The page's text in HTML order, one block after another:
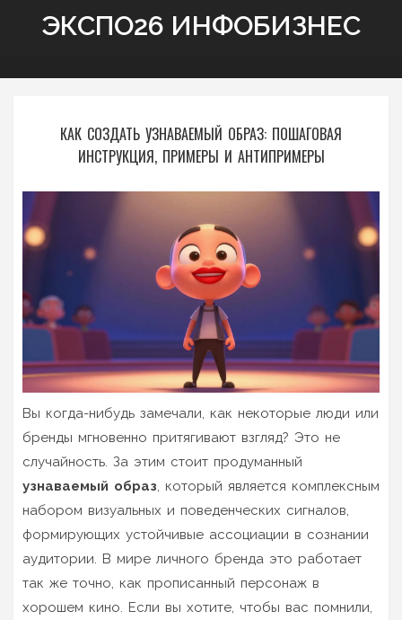
ЭКСПО26 ИНФОБИЗНЕС
КАК СОЗДАТЬ УЗНАВАЕМЫЙ ОБРАЗ: ПОШАГОВАЯ
ИНСТРУКЦИЯ, ПРИМЕРЫ И АНТИПРИМЕРЫ
Вы когда-нибудь замечали, как некоторые люди или
бренды мгновенно притягивают взгляд? Это не
случайность. За этим стоит продуманный
узнаваемый образ, который является комплексным
набором визуальных и поведенческих сигналов,
формирующих устойчивые ассоциации в сознании
аудитории. В мире личного бренда это работает
так же точно, как прописанный персонаж в
хорошем кино. Если вы хотите, чтобы вас помнили,